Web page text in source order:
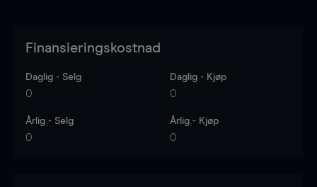
Finansieringskostnad
Daglig - Selg
0
Daglig - Kjøp
0
Årlig - Selg
0
Årlig - Kjøp
0